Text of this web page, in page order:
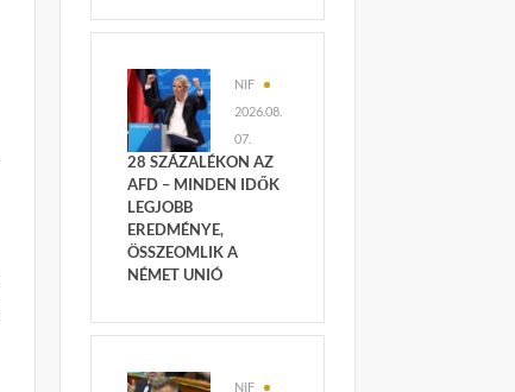
NIF
2026.08.
07.
28 SZÁZALÉKON AZ
AFD – MINDEN IDŐK
LEGJOBB
EREDMÉNYE,
ÖSSZEOMLIK A
NÉMET UNIÓ
NIF